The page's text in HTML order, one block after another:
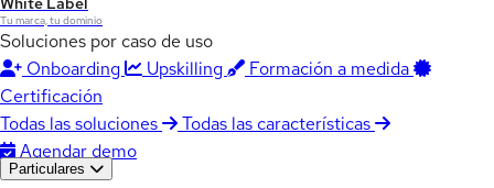
Tu marca, tu dominio
Soluciones por caso de uso
Onboarding
Upskilling
Formación a medida
Certificación
Todas las soluciones
Todas las características
Agendar demo
Particulares